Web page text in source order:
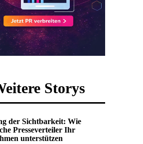
Storys
der Sichtbarkeit: Wie
Presseverteiler Ihr
unterstützen